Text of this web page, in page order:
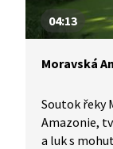
04:13
Moravská
Soutok řeky
Amazonie,
a luk s